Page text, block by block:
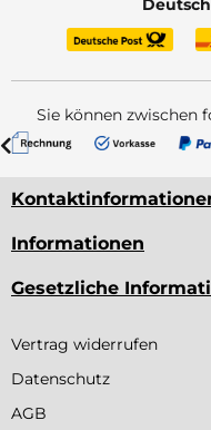
Sie können zwischen
Informationen
Gesetzliche
Vertrag widerrufen
Datenschutz
AGB